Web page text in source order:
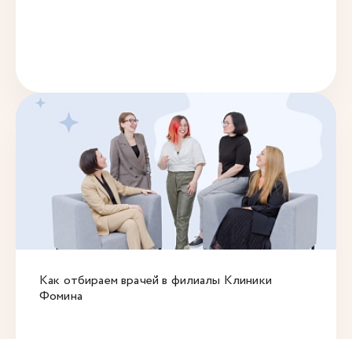
Как отбираем врачей в филиалы Клиники
Фомина